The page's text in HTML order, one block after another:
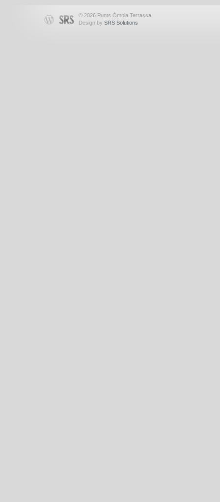
© 2026 Punts Òmnia Terrassa
Design by SRS Solutions